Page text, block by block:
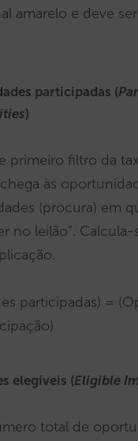
amarelo e deve
participadas (
)
primeiro filtro da
às
(procura) em
no leilão”.
participadas) =
elegíveis (Eligible
total de